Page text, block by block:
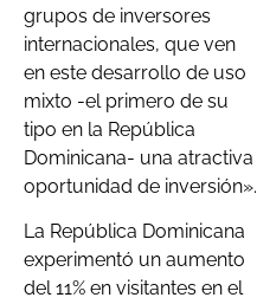
grupos de inversores
internacionales, que ven
en este desarrollo de uso
mixto -el primero de su
tipo en la República
Dominicana- una atractiva
oportunidad de inversión».
La República Dominicana
experimentó un aumento
del 11% en visitantes en el